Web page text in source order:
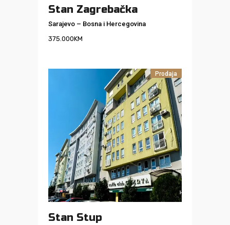
Stan Zagrebačka
Sarajevo – Bosna i Hercegovina
375.000KM
Prodaja
Stan Stup